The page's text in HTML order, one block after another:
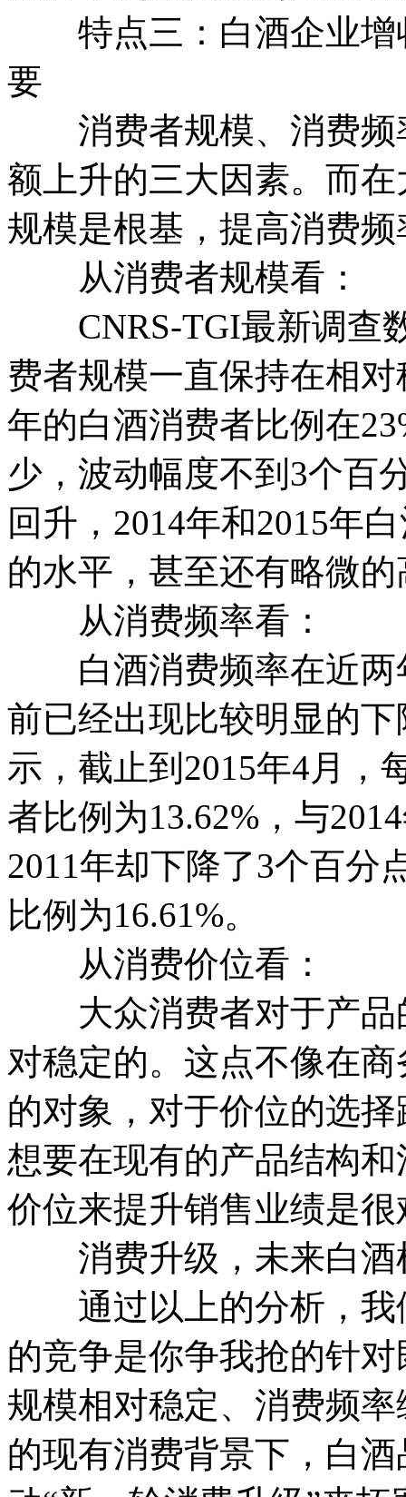
特点三：白酒企业增
要
消费者规模、消费频
额上升的三大因素。而
规模是根基，提高消费
从消费者规模看：
CNRS-TGI最新调查
费者规模一直保持在相
年的白酒消费者比例在
少，波动幅度不到3个百
回升，2014年和2015年
的水平，甚至还有略微的
从消费频率看：
白酒消费频率在近两
前已经出现比较明显的
示，截止到2015年4月，
者比例为13.62%，与
2011年却下降了3个百分
比例为16.61%。
从消费价位看：
大众消费者对于产品
对稳定的。这点不像在
的对象，对于价位的选
想要在现有的产品结构
价位来提升销售业绩是
消费升级，未来白酒
通过以上的分析，我
的竞争是你争我抢的针
规模相对稳定、消费频
的现有消费背景下，白